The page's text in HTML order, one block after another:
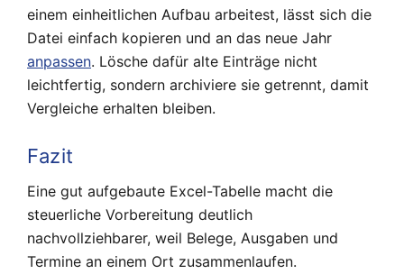
einem einheitlichen Aufbau arbeitest, lässt sich die
Datei einfach kopieren und an das neue Jahr
anpassen. Lösche dafür alte Einträge nicht
leichtfertig, sondern archiviere sie getrennt, damit
Vergleiche erhalten bleiben.
Fazit
Eine gut aufgebaute Excel-Tabelle macht die
steuerliche Vorbereitung deutlich
nachvollziehbarer, weil Belege, Ausgaben und
Termine an einem Ort zusammenlaufen.